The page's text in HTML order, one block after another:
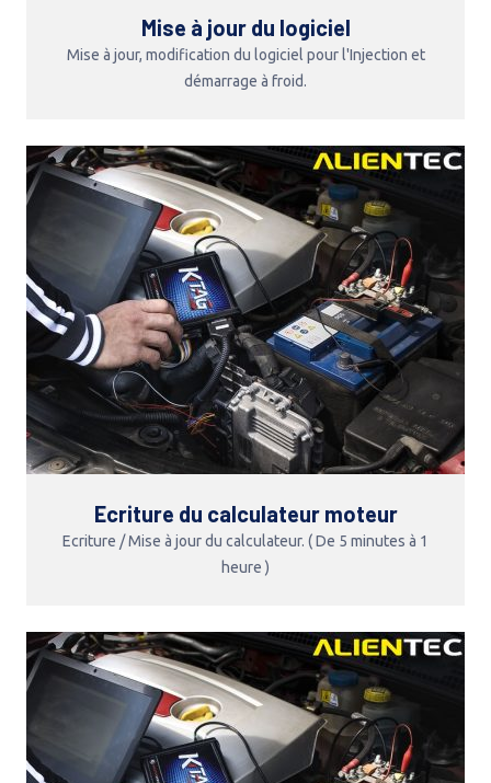
Mise à jour du logiciel
Mise à jour, modification du logiciel pour l'Injection et
démarrage à froid.
Ecriture du calculateur moteur
Ecriture / Mise à jour du calculateur. ( De 5 minutes à 1
heure )